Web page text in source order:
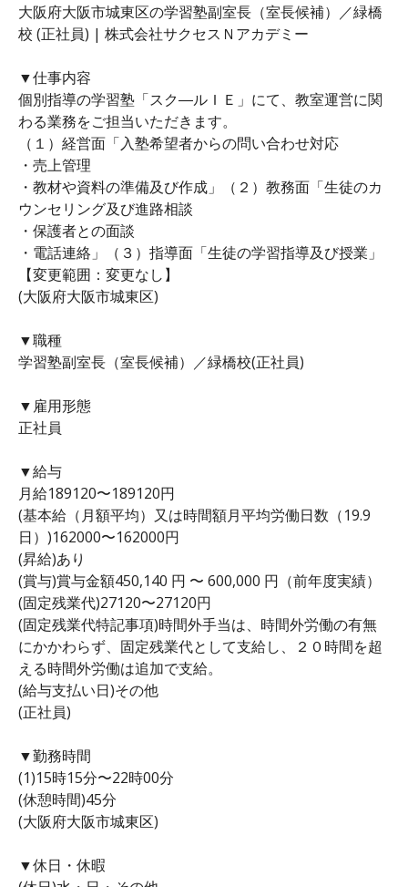
大阪府大阪市城東区の学習塾副室長（室長候補）／緑橋
校 (正社員) | 株式会社サクセスＮアカデミー
▼仕事内容
個別指導の学習塾「スク―ルＩＥ」にて、教室運営に関
わる業務をご担当いただきます。
（１）経営面「入塾希望者からの問い合わせ対応
・売上管理
・教材や資料の準備及び作成」（２）教務面「生徒のカ
ウンセリング及び進路相談
・保護者との面談
・電話連絡」（３）指導面「生徒の学習指導及び授業」
【変更範囲：変更なし】
(大阪府大阪市城東区)
▼職種
学習塾副室長（室長候補）／緑橋校(正社員)
▼雇用形態
正社員
▼給与
月給189120〜189120円
(基本給（月額平均）又は時間額月平均労働日数（19.9
日）)162000〜162000円
(昇給)あり
(賞与)賞与金額450,140 円 〜 600,000 円（前年度実績）
(固定残業代)27120〜27120円
(固定残業代特記事項)時間外手当は、時間外労働の有無
にかかわらず、固定残業代として支給し、２０時間を超
える時間外労働は追加で支給。
(給与支払い日)その他
(正社員)
▼勤務時間
(1)15時15分〜22時00分
(休憩時間)45分
(大阪府大阪市城東区)
▼休日・休暇